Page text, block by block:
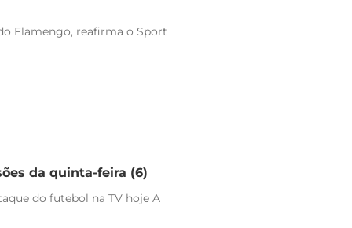
Flamengo, reafirma o Sport
da quinta-feira (6)
do futebol na TV hoje A